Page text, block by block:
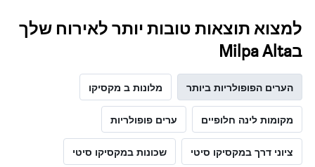
חדר
במהלך
סוף
השבוע
זה
שנמצא
האחרונים
למצוא תוצאות טובות יותר לאירוח שלך
בMilpa Alta
הערים הפופולריות ביותר מלונות ב מקסיקו
מקומות לינה חלופיים ערים פופולריות
ציוני דרך במקסיקו סיטי שכונות במקסיקו סיטי